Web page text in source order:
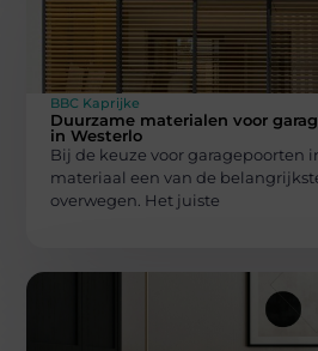
BBC Kaprijke
Duurzame materialen voor
in Westerlo
Bij de keuze voor garagepoorten
materiaal een van de
overwegen. Het juiste